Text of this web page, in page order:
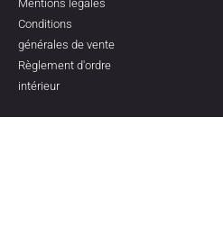
Mentions légales
Conditions
générales de vente
Règlement d'ordre
intérieur